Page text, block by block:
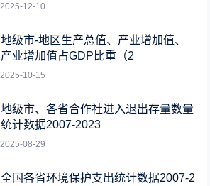
2025-12-10
地级市-地区生产总值、产业增加值、
产业增加值占GDP比重（2
2025-10-15
地级市、各省合作社进入退出存量数量
统计数据2007-2023
2025-08-29
全国各省环境保护支出统计数据2007-2